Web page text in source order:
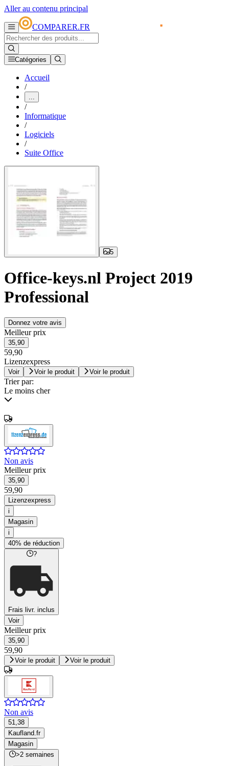
Aller au contenu principal
COMPARER.FR
Catégories
Accueil
/
...
/
Informatique
/
Logiciels
/
Suite Office
5
Office-keys.nl Project 2019
Professional
Donnez votre avis
Meilleur prix
35,90
59,90
Lizenzexpress
Voir Voir le produit Voir le produit
Trier par:
Le moins cher
Non avis
Meilleur prix
35,90
59,90
Lizenzexpress
i
Magasin
i
40% de réduction
?
Frais livr. inclus
Voir
Meilleur prix
35,90
59,90
Voir le produit Voir le produit
Non avis
51,38
Kaufland.fr
Magasin
>2 semaines